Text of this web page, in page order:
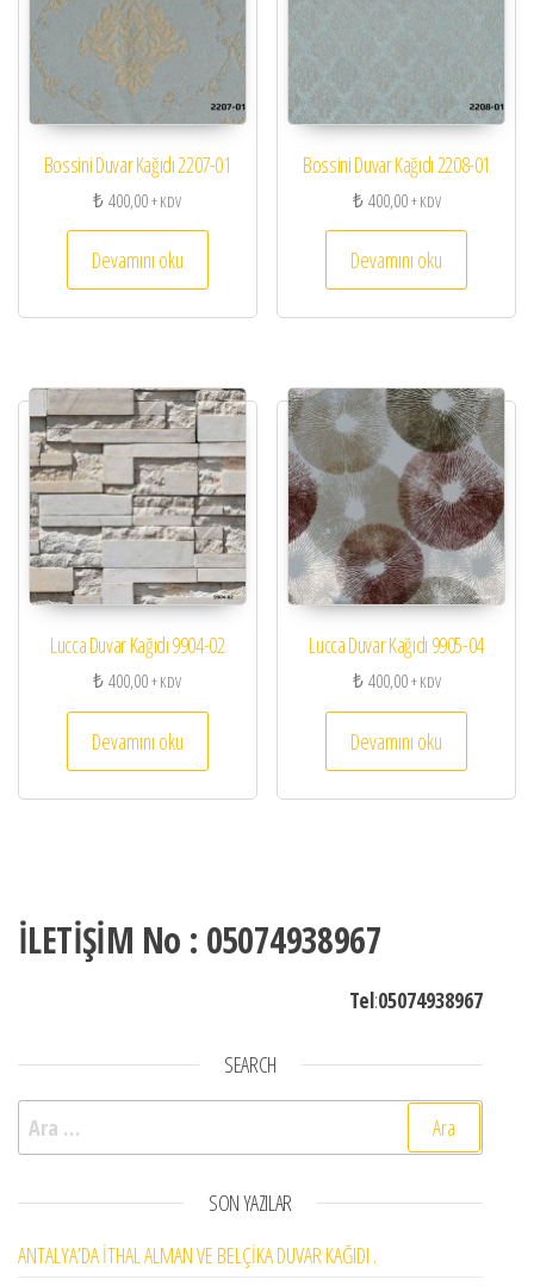
Bossini Duvar Kağıdı 2207-01
₺400,00+ KDV
Devamını oku
Bossini Duvar Kağıdı 2208-01
₺400,00+ KDV
Devamını oku
Lucca Duvar Kağıdı 9904-02
₺400,00+ KDV
Devamını oku
Lucca Duvar Kağıdı 9905-04
₺400,00+ KDV
Devamını oku
İLETİŞİM No : 05074938967
Tel:05074938967
SEARCH
Arama:
SON YAZILAR
ANTALYA’DA İTHAL ALMAN VE BELÇİKA DUVAR KAĞIDI .